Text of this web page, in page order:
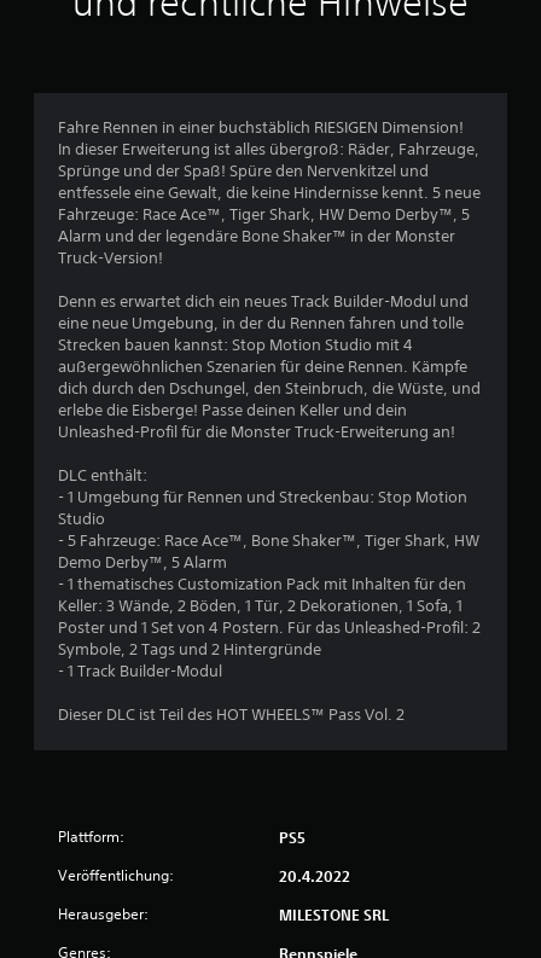
c
h
e
e
w
e
r
t
u
n
g
v
Fahre Rennen in einer buchstäblich RIESIGEN Dimension!
In dieser Erweiterung ist alles übergroß: Räder, Fahrzeuge,
Sprünge und der Spaß! Spüre den Nervenkitzel und
entfessele eine Gewalt, die keine Hindernisse kennt. 5 neue
Fahrzeuge: Race Ace™, Tiger Shark, HW Demo Derby™, 5
Alarm und der legendäre Bone Shaker™ in der Monster
Truck-Version!
Denn es erwartet dich ein neues Track Builder-Modul und
eine neue Umgebung, in der du Rennen fahren und tolle
Strecken bauen kannst: Stop Motion Studio mit 4
außergewöhnlichen Szenarien für deine Rennen. Kämpfe
dich durch den Dschungel, den Steinbruch, die Wüste, und
erlebe die Eisberge! Passe deinen Keller und dein
Unleashed-Profil für die Monster Truck-Erweiterung an!
DLC enthält:
- 1 Umgebung für Rennen und Streckenbau: Stop Motion
Studio
- 5 Fahrzeuge: Race Ace™, Bone Shaker™, Tiger Shark, HW
Demo Derby™, 5 Alarm
- 1 thematisches Customization Pack mit Inhalten für den
Keller: 3 Wände, 2 Böden, 1 Tür, 2 Dekorationen, 1 Sofa, 1
Poster und 1 Set von 4 Postern. Für das Unleashed-Profil: 2
Symbole, 2 Tags und 2 Hintergründe
- 1 Track Builder-Modul
Dieser DLC ist Teil des HOT WHEELS™ Pass Vol. 2
Plattform: PS5
Veröffentlichung: 20.4.2022
Herausgeber: MILESTONE SRL
Genres: Rennspiele